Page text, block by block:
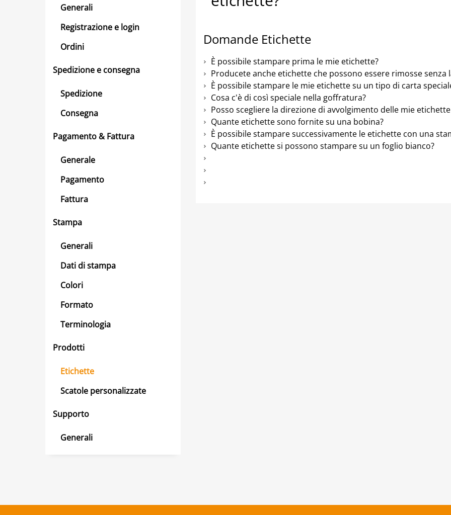
Generali
Registrazione e login
Ordini
Spedizione e consegna
Spedizione
Consegna
Pagamento & Fattura
Generale
Pagamento
Fattura
Stampa
Generali
Dati di stampa
Colori
Formato
Terminologia
Prodotti
Etichette
Scatole personalizzate
Supporto
Generali
Domande Etichette
È possibile stampare prima le mie etichette?
Producete anche etichette che possono essere rimosse senza
È possibile stampare le mie etichette su un tipo di carta
Cosa c'è di così speciale nella goffratura?
Posso scegliere la direzione di avvolgimento delle mie
Quante etichette sono fornite su una bobina?
È possibile stampare successivamente le etichette con una
Quante etichette si possono stampare su un foglio bianco?